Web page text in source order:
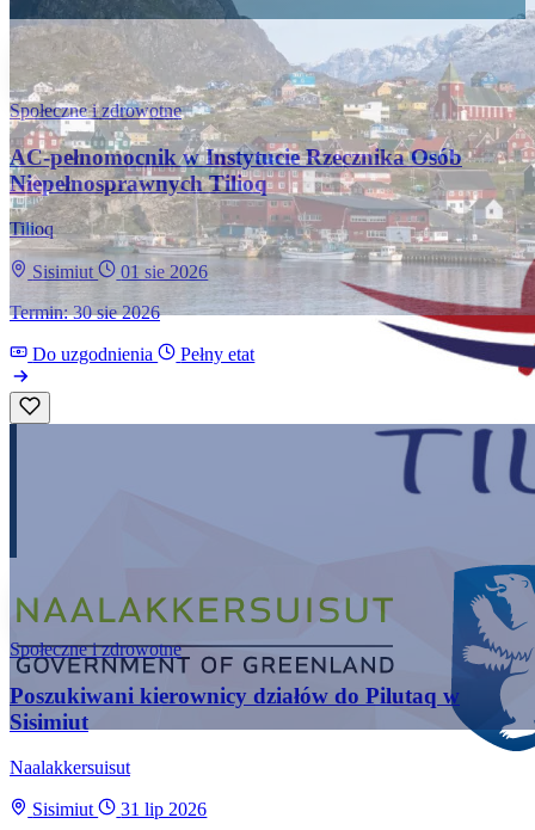
Społeczne i zdrowotne
AC-pełnomocnik w Instytucie Rzecznika Osób
Niepełnosprawnych Tilioq
Tilioq
Sisimiut
01 sie 2026
Termin: 30 sie 2026
Do uzgodnienia Pełny etat
Społeczne i zdrowotne
Poszukiwani kierownicy działów do Pilutaq w
Sisimiut
Naalakkersuisut
Sisimiut 31 lip 2026